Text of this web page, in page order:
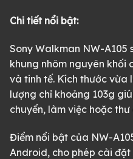
Chi tiết nổi bật:
Sony Walkman NW-A105
khung nhôm nguyên khối
và tinh tế. Kích thước
lượng chỉ khoảng 103g
chuyển, làm việc hoặc
Điểm nổi bật của NW-
Android, cho phép cài